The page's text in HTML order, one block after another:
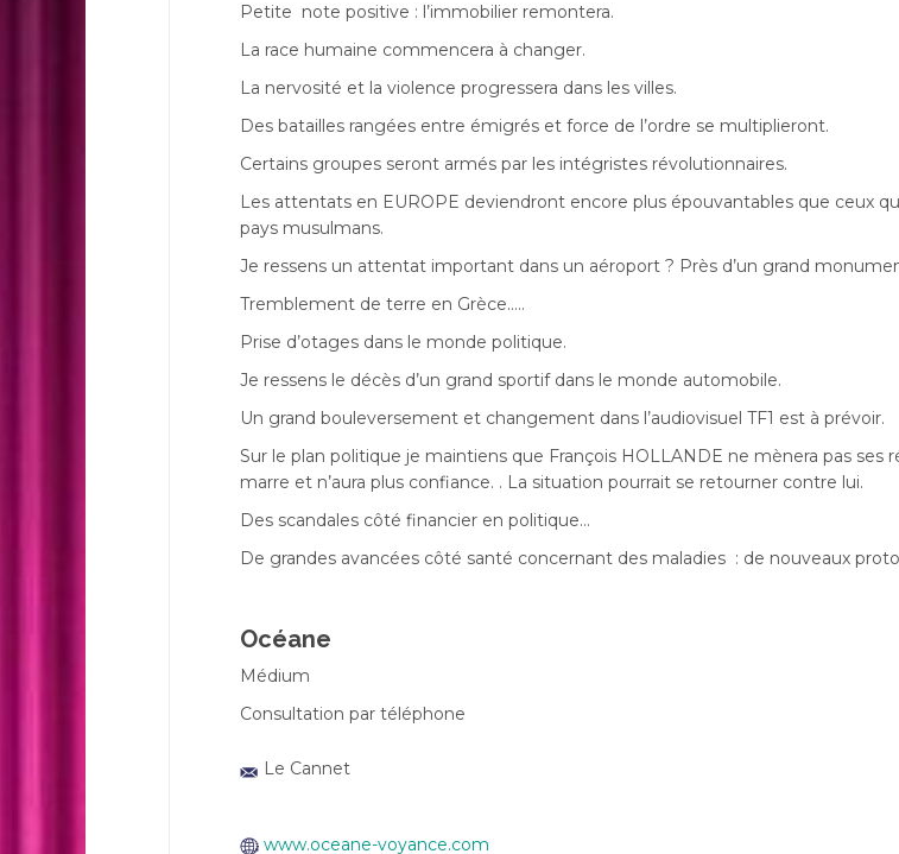
Petite note positive : l’immobilier remontera.
La race humaine commencera à changer.
La nervosité et la violence progressera dans les villes.
Des batailles rangées entre émigrés et force de l’ordre se multiplieront.
Certains groupes seront armés par les intégristes révolutionnaires.
Les attentats en EUROPE deviendront encore plus épouvantables que ceux
pays musulmans.
Je ressens un attentat important dans un aéroport ? Près d’un grand
Tremblement de terre en Grèce…..
Prise d’otages dans le monde politique.
Je ressens le décès d’un grand sportif dans le monde automobile.
Un grand bouleversement et changement dans l’audiovisuel TF1 est à prévoir.
Sur le plan politique je maintiens que François HOLLANDE ne mènera pas ses
marre et n’aura plus confiance. . La situation pourrait se retourner contre lui.
Des scandales côté financier en politique…
De grandes avancées côté santé concernant des maladies : de nouveaux
Océane
Médium
Consultation par téléphone
Le Cannet
www.oceane-voyance.com